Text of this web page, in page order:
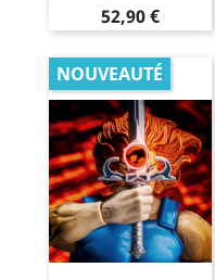
Prix
52,90 €
NOUVEAUTÉ